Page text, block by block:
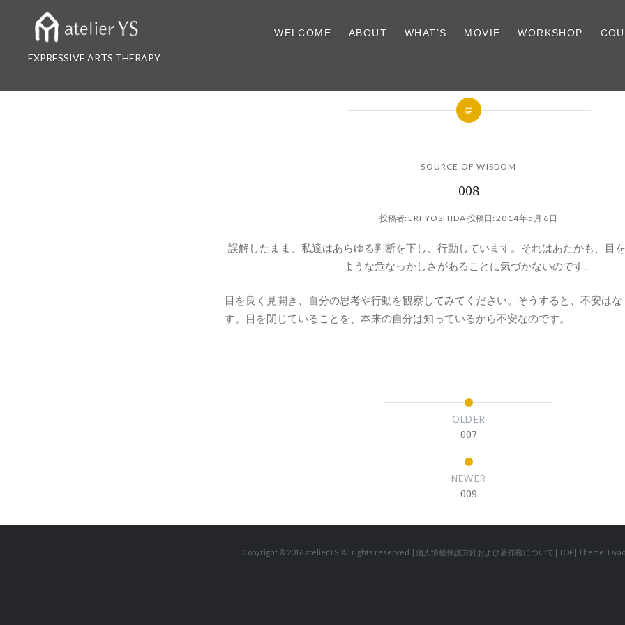
EXPRESSIVE ARTS THERAPY
WELCOME ABOUT WHAT’S MOVIE WORKSHOP
SOURCE OF WISDOM
008
投稿者: ERI YOSHIDA 投稿日:2014年5月6日
誤解したまま、私達はあらゆる判断を下し、行動しています。それはあたかも、目
ような危なっかしさがあることに気づかないのです。
目を良く見開き、自分の思考や行動を観察してみてください。そうすると、不安はな
す。目を閉じていることを、本来の自分は知っているから不安なのです。
OLDER
007
NEWER
009
Copyright © 2016 atelierYS. All rights reserved. | 個人情報保護方針および著作権について | TOP| Theme: